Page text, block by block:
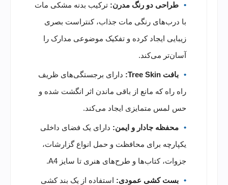
طراحی دو رنگ مدرن: ترکیب بدنه مشکی مات
با درب‌های رنگی مات جذاب، کنتراست بصری
زیبایی ایجاد کرده و تفکیک موضوعی مدارک را
آسان‌تر می‌کند.
بافت Tree Skin:
دارای برجستگی‌های ظریف
راه راه که مانع از باقی ماندن اثر انگشت شده و
حس لمس متمایزی ایجاد می‌کند.
محفظه جادار و ایمن: دارای یک فضای داخلی
یکپارچه برای محافظت و حمل انواع گزارشات،
جزوات، کتاب‌ها و طرح‌های هنری تا سایز A4.
بست کشی عمودی: استفاده از یک بند کشی